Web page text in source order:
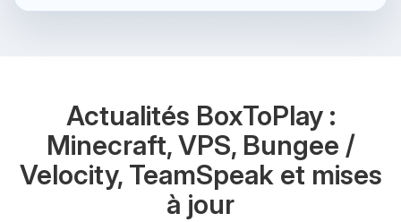
Actualités BoxToPlay :
Minecraft, VPS, Bungee /
Velocity, TeamSpeak et mises
à jour